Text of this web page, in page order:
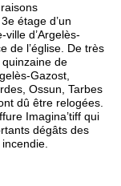
étage d’un
ville d’Argelès-
de l’église. De très
de
Gazost,
Ossun, Tarbes
dû être relogées.
Imagina’tiff qui
dégâts des